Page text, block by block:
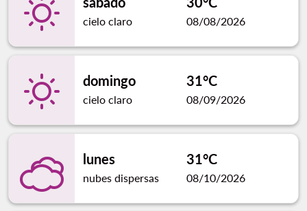
cielo claro 08/08/2026
domingo
cielo claro
31°C
08/09/2026
lunes
nubes dispersas
31°C
08/10/2026